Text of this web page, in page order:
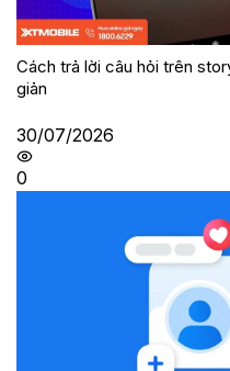
Cách trả lời câu hỏi trên
giản
30/07/2026
0